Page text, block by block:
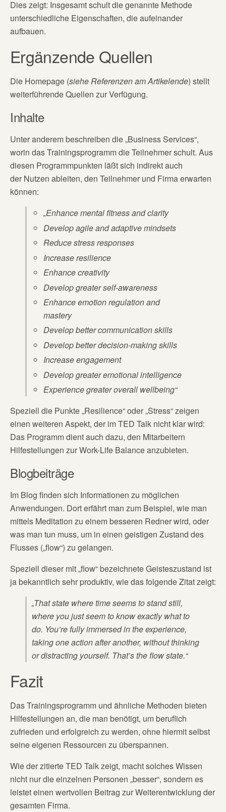
Dies zeigt: Insgesamt schult die genannte Methode
unterschiedliche Eigenschaften, die aufeinander
aufbauen.
Ergänzende Quellen
Die Homepage (siehe Referenzen am Artikelende) stellt
weiterführende Quellen zur Verfügung.
Inhalte
Unter anderem beschreiben die „Business Services“,
worin das Trainingsprogramm die Teilnehmer schult. Aus
diesen Programmpunkten läßt sich indirekt auch
der Nutzen ableiten, den Teilnehmer und Firma erwarten
können:
„Enhance mental fitness and clarity
Develop agile and adaptive mindsets
Reduce stress responses
Increase resilience
Enhance creativity
Develop greater self-awareness
Enhance emotion regulation and
mastery
Develop better communication skills
Develop better decision-making skills
Increase engagement
Develop greater emotional intelligence
Experience greater overall wellbeing“
Speziell die Punkte „Resilience“ oder „Stress“ zeigen
einen weiteren Aspekt, der im TED Talk nicht klar wird:
Das Programm dient auch dazu, den Mitarbeitern
Hilfestellungen zur Work-Life Balance anzubieten.
Blogbeiträge
Im Blog finden sich Informationen zu möglichen
Anwendungen. Dort erfährt man zum Beispiel, wie man
mittels Meditation zu einem besseren Redner wird, oder
was man tun muss, um in einen geistigen Zustand des
Flusses („flow“) zu gelangen.
Speziell dieser mit „flow“ bezeichnete Geisteszustand ist
ja bekanntlich sehr produktiv, wie das folgende Zitat zeigt:
„That state where time seems to stand still,
where you just seem to know exactly what to
do. You’re fully immersed in the experience,
taking one action after another, without thinking
or distracting yourself. That’s the flow state.“
Fazit
Das Trainingsprogramm und ähnliche Methoden bieten
Hilfestellungen an, die man benötigt, um beruflich
zufrieden und erfolgreich zu werden, ohne hiermit selbst
seine eigenen Ressourcen zu überspannen.
Wie der zitierte TED Talk zeigt, macht solches Wissen
nicht nur die einzelnen Personen „besser“, sondern es
leistet einen wertvollen Beitrag zur Weiterentwicklung der
gesamten Firma.